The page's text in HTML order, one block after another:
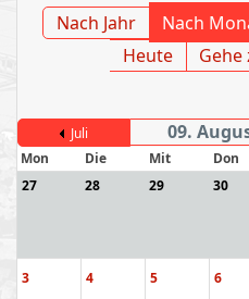
Nach Jahr Nach
Heute
Juli 09.
Mon
Die Mit Don
27
28 29 30
3 4 5 6